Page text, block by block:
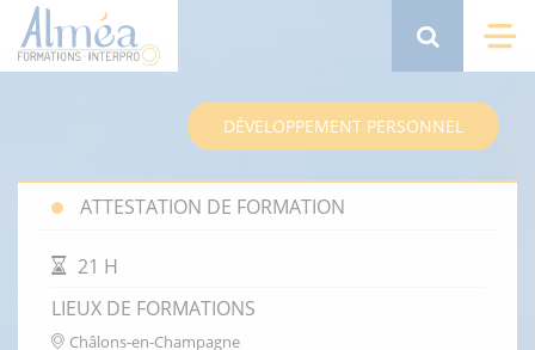
principal
Search
DÉVELOPPEMENT PERSONNEL
ATTESTATION DE FORMATION
DURÉE DE LA FORMATION
21 H
LIEUX DE FORMATIONS
Châlons-en-Champagne